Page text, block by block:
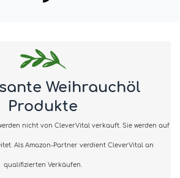
Weihrauchöl
Produkte
nicht von CleverVital verkauft. Sie werden auf
Als Amazon-Partner verdient CleverVital an
qualifizierten Verkäufen.